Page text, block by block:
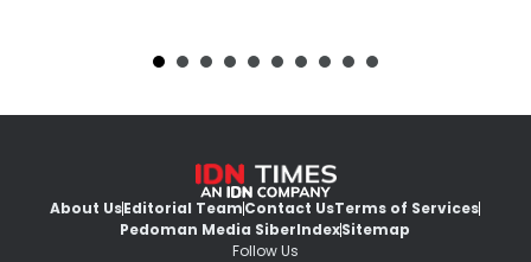
About UsEditorial TeamContact UsTerms of Services
Pedoman Media SiberIndexSitemap
Follow Us